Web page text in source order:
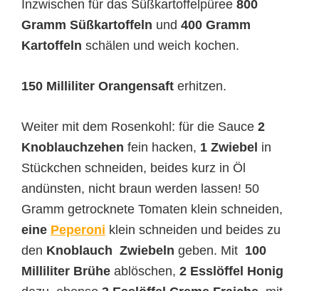
Inzwischen für das Süßkartoffelpüree 800
Gramm Süßkartoffeln und 400 Gramm
Kartoffeln schälen und weich kochen.
150 Milliliter Orangensaft erhitzen.
Weiter mit dem Rosenkohl: für die Sauce 2
Knoblauchzehen fein hacken, 1 Zwiebel in
Stückchen schneiden, beides kurz in Öl
andünsten, nicht braun werden lassen! 50
Gramm getrocknete Tomaten klein schneiden,
eine Peperoni klein schneiden und beides zu
den Knoblauch Zwiebeln geben. Mit 100
Milliliter Brühe ablöschen, 2 Esslöffel Honig